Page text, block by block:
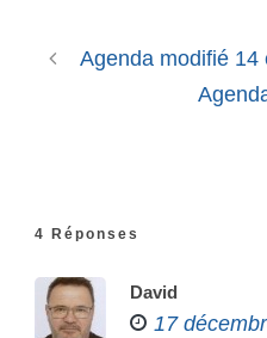
Agenda modifié 14
4 Réponses
David
17